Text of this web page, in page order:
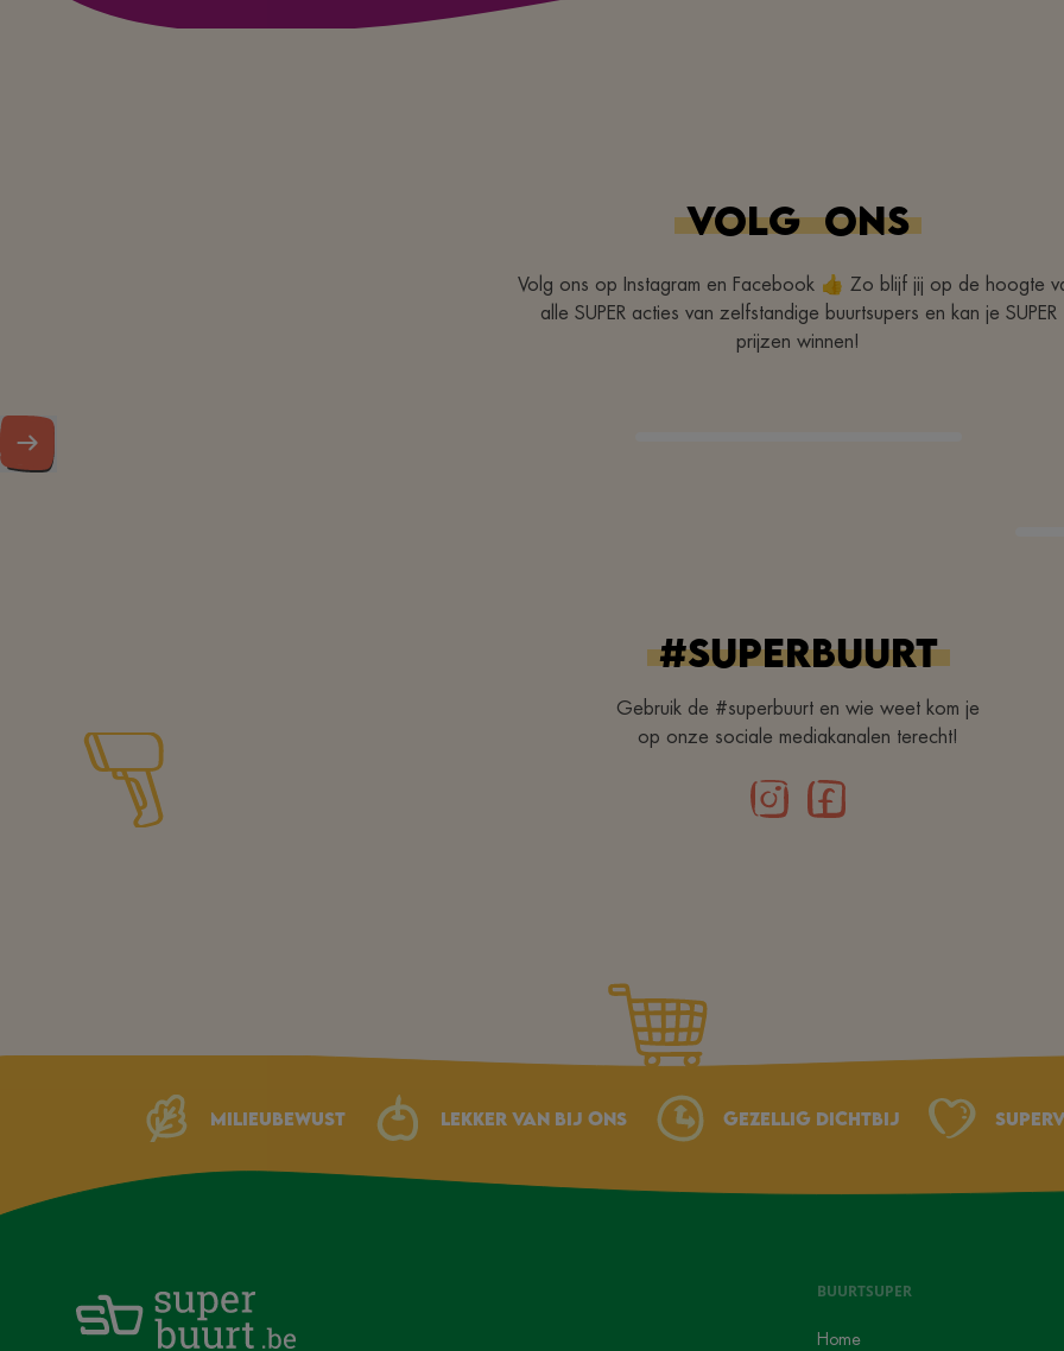
VOLG ONS
Volg ons op Instagram en Facebook 👍 Zo blijf jij op de hoogte
alle SUPER acties van zelfstandige buurtsupers en kan je SUPER
prijzen winnen!
#superbuurt
Gebruik de #superbuurt en wie weet kom je
op onze sociale mediakanalen terecht!
Milieubewust Lekker van bij ons Gezellig dichtbij
BUURTSUPER
Home